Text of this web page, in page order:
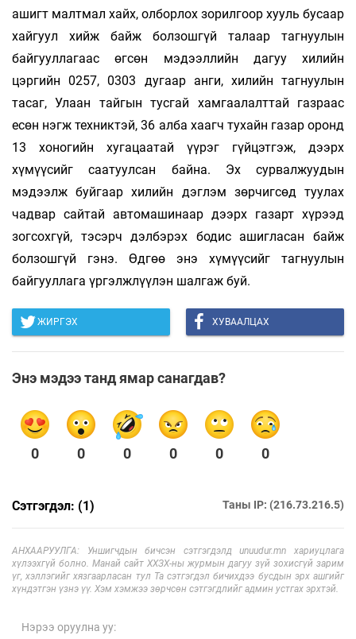
ашигт малтмал хайх, олборлох зорилгоор хууль бусаар
хайгуул хийж байж болзошгүй талаар тагнуулын
байгууллагаас өгсөн мэдээллийн дагуу хилийн
цэргийн 0257, 0303 дугаар анги, хилийн тагнуулын
тасаг, Улаан тайгын тусгай хамгаалалттай газраас
есөн нэгж техниктэй, 36 алба хаагч тухайн газар оронд
13 хоногийн хугацаатай үүрэг гүйцэтгэж, дээрх
хүмүүсийг саатуулсан байна. Эх сурвалжуудын
мэдээлж буйгаар хилийн дэглэм зөрчигсөд туулах
чадвар сайтай автомашинаар дээрх газарт хүрээд
зогсохгүй, тэсэрч дэлбэрэх бодис ашигласан байж
болзошгүй гэнэ. Өдгөө энэ хүмүүсийг тагнуулын
байгууллага үргэлжлүүлэн шалгаж буй.
ЖИРГЭХ ХУВААЛЦАХ
Энэ мэдээ танд ямар санагдав?
0 0 0 0 0 0
Сэтгэгдэл: (1) Таны IP: (216.73.216.5)
АНХААРУУЛГА: Уншигчдын бичсэн сэтгэгдэлд unuudur.mn хариуцлага
хүлээхгүй болно. Манай сайт ХХЗХ-ны журмын дагуу зүй зохисгүй зарим
үг, хэллэгийг хязгаарласан тул Та сэтгэгдэл бичихдээ бусдын эрх ашгийг
хүндэтгэн үзнэ үү. Хэм хэмжээ зөрчсөн сэтгэгдлийг админ устгах эрхтэй.